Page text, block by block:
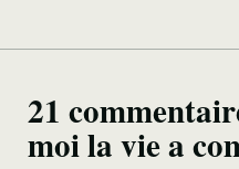
21
moi la vie a